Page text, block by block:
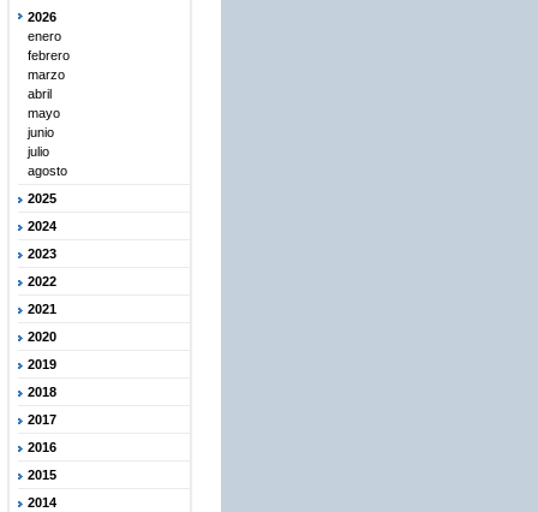
2026
enero
febrero
marzo
abril
mayo
junio
julio
agosto
2025
2024
2023
2022
2021
2020
2019
2018
2017
2016
2015
2014